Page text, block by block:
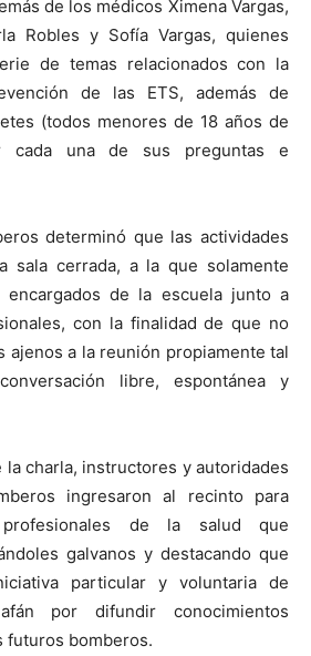
de los médicos Ximena Vargas,
Robles y Sofía Vargas, quienes
de temas relacionados con la
de las ETS, además de
(todos menores de 18 años de
cada una de sus preguntas e
determinó que las actividades
sala cerrada, a la que solamente
de la escuela junto a
con la finalidad de que no
ajenos a la reunión propiamente tal
libre, espontánea y
la charla, instructores y autoridades
ingresaron al recinto para
de la salud que
galvanos y destacando que
particular y voluntaria de
por difundir conocimientos
futuros bomberos.